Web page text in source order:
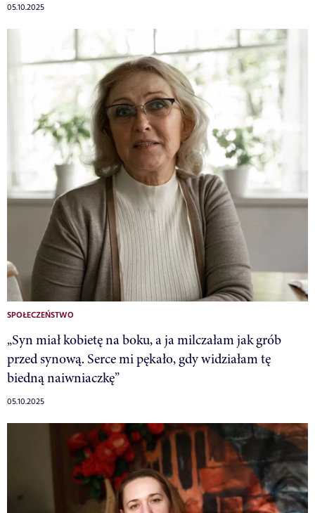
05.10.2025
SPOŁECZEŃSTWO
„Syn miał kobietę na boku, a ja milczałam jak grób
przed synową. Serce mi pękało, gdy widziałam tę
biedną naiwniaczkę”
05.10.2025